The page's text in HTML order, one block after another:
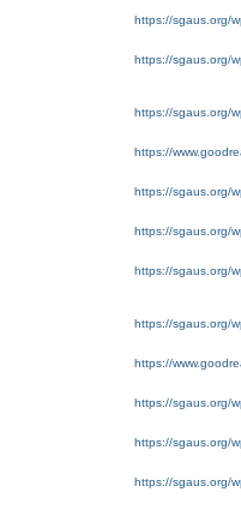
https://sgaus.org/
https://sgaus.org/
https://sgaus.org/
https://
https://sgaus.org/
https://sgaus.org/
https://sgaus.org/
https://sgaus.org/
https://
https://sgaus.org/
https://sgaus.org/
https://sgaus.org/